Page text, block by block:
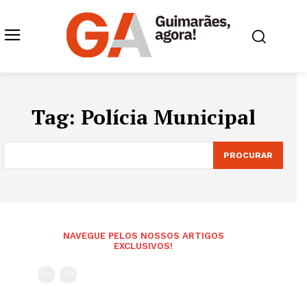
Tag: Polícia Municipal
PROCURAR
NAVEGUE PELOS NOSSOS ARTIGOS
EXCLUSIVOS!